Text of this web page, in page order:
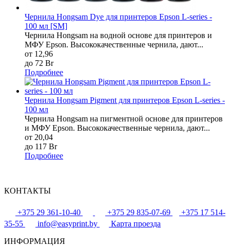
Чернила Hongsam Dye для принтеров Epson L-series -
100 мл [SM]
Чернила Hongsam на водной основе для принтеров и
МФУ Epson. Высококачественные чернила, дают...
от 12,96
до 72 Br
Подробнее
Чернила Hongsam Pigment для принтеров Epson L-series -
100 мл
Чернила Hongsam на пигментной основе для принтеров
и МФУ Epson. Высококачественные чернила, дают...
от 20,04
до 117 Br
Подробнее
КОНТАКТЫ
+375 29 361-10-40 +375 29 835-07-69
+375 17 514-
35-55
info@easyprint.by
Карта проезда
ИНФОРМАЦИЯ